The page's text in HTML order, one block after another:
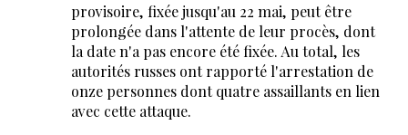
provisoire, fixée jusqu'au 22 mai, peut être
prolongée dans l'attente de leur procès, dont
la date n'a pas encore été fixée. Au total, les
autorités russes ont rapporté l'arrestation de
onze personnes dont quatre assaillants en lien
avec cette attaque.